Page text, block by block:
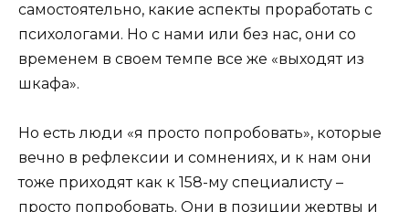
самостоятельно, какие аспекты проработать с
психологами. Но с нами или без нас, они со
временем в своем темпе все же «выходят из
шкафа».
Но есть люди «я просто попробовать», которые
вечно в рефлексии и сомнениях, и к нам они
тоже приходят как к 158-му специалисту –
просто попробовать. Они в позиции жертвы и